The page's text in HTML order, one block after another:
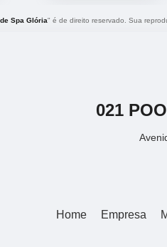
Spa Glória" é de direito reservado. Sua
021
Home Empresa